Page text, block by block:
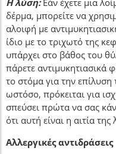
δέρμα, μπορείτε να
αλοιφή με
ίδιο με το τριχωτό της
υπάρχει στο βάθος του
πάρετε
το στόμα για την
ωστόσο, πρόκειται για
σπεύσει πρώτα να σας
ότι αυτή είναι η αιτία
Αλλεργικές αντιδράσεις